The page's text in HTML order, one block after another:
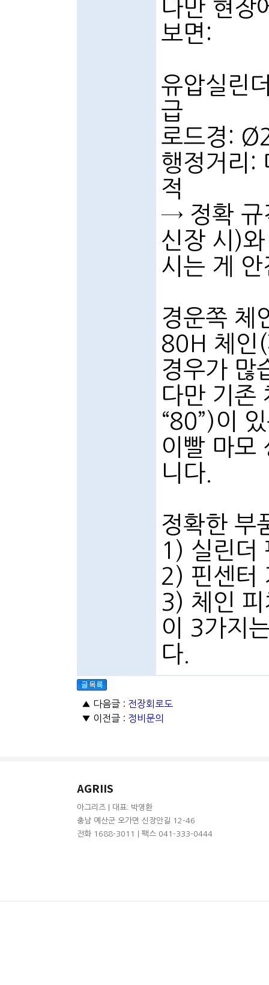
다만 현장
보면:
유압실린
급
로드경:
행정거리
적
→ 정확 규
신장 시)
시는 게
경운쪽 체
80H 체인
경우가 많
다만 기존
“80”)이
이빨 마모
니다.
정확한 부
1) 실린더
2) 핀센터
3) 체인
이 3가지
다.
▲ 다음글 : 전장회로도
▼ 이전글 : 정비문의
AGRIIS
아그리즈 | 대표: 박영환
충남 예산군 오가면 신장안길 12-46
전화 1688-3011 | 팩스 041-333-0444